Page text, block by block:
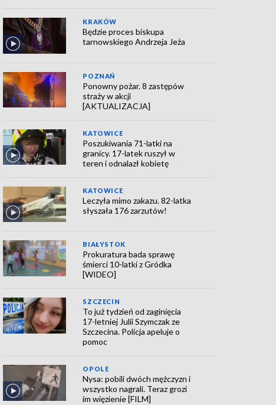
KRAKÓW
Będzie proces biskupa
tarnowskiego Andrzeja Jeża
POZNAŃ
Ponowny pożar. 8 zastępów
straży w akcji
[AKTUALIZACJA]
KATOWICE
Poszukiwania 71-latki na
granicy. 17-latek ruszył w
teren i odnalazł kobietę
KATOWICE
Leczyła mimo zakazu. 82-latka
słyszała 176 zarzutów!
BIAŁYSTOK
Prokuratura bada sprawę
śmierci 10-latki z Gródka
[WIDEO]
SZCZECIN
To już tydzień od zaginięcia
17-letniej Julii Szymczak ze
Szczecina. Policja apeluje o
pomoc
OPOLE
Nysa: pobili dwóch mężczyzn i
wszystko nagrali. Teraz grozi
im więzienie [FILM]